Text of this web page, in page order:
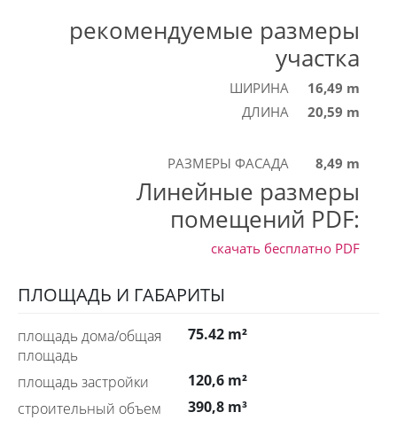
рекомендуемые размеры
участка
ШИРИНА
16,49 m
ДЛИНА
20,59 m
РАЗМЕРЫ ФАСАДА 8,49 m
Линейные размеры
помещений PDF:
скачать бесплатно PDF
ПЛОЩАДЬ И ГАБАРИТЫ
площадь дома/общая
площадь
75.42 m²
площадь застройки
120,6 m²
строительный объем
390,8 m³